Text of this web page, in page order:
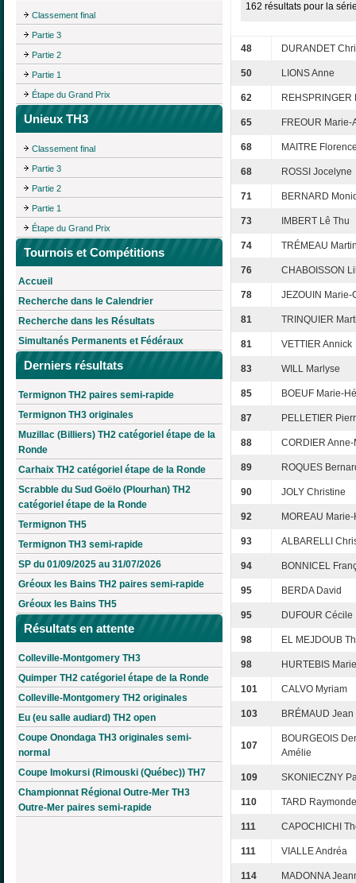
Classement final
Partie 3
Partie 2
Partie 1
Étape du Grand Prix
Unieux TH3
Classement final
Partie 3
Partie 2
Partie 1
Étape du Grand Prix
Tournois et Compétitions
Accueil
Recherche dans le Calendrier
Recherche dans les Résultats
Simultanés Permanents et Fédéraux
Derniers résultats
Termignon TH2 paires semi-rapide
Termignon TH3 originales
Muzillac (Billiers) TH2 catégoriel étape de la
Ronde
Carhaix TH2 catégoriel étape de la Ronde
Scrabble du Sud Goëlo (Plourhan) TH2
catégoriel étape de la Ronde
Termignon TH5
Termignon TH3 semi-rapide
SP du 01/09/2025 au 31/07/2026
Gréoux les Bains TH2 paires semi-rapide
Gréoux les Bains TH5
Résultats en attente
Colleville-Montgomery TH3
Quimper TH2 catégoriel étape de la Ronde
Colleville-Montgomery TH2 originales
Eu (eu salle audiard) TH2 open
Coupe Onondaga TH3 originales semi-
normal
Coupe Imokursi (Rimouski (Québec)) TH7
Championnat Régional Outre-Mer TH3
Outre-Mer paires semi-rapide
162 résultats pour la
48 DURANDET
50 LIONS Anne
62 REHSPRINGER
65 FREOUR Marie-
68 MAITRE
68 ROSSI Jocelyne
71 BERNARD
73 IMBERT Lê Thu
74 TRÉMEAU
76 CHABOISSON
78 JEZOUIN Marie-
81 TRINQUIER
81 VETTIER Annick
83 WILL Marlyse
85 BOEUF Marie-
87 PELLETIER
88 CORDIER
89 ROQUES
90 JOLY Christine
92 MOREAU
93 ALBARELLI
94 BONNICEL
95 BERDA David
95 DUFOUR Cécile
98 EL MEJDOUB
98 HURTEBIS
101 CALVO Myriam
103 BRÉMAUD Jean
107
BOURGEOIS
Amélie
109 SKONIECZNY
110 TARD Raymonde
111 CAPOCHICHI
111 VIALLE Andréa
114 MADONNA